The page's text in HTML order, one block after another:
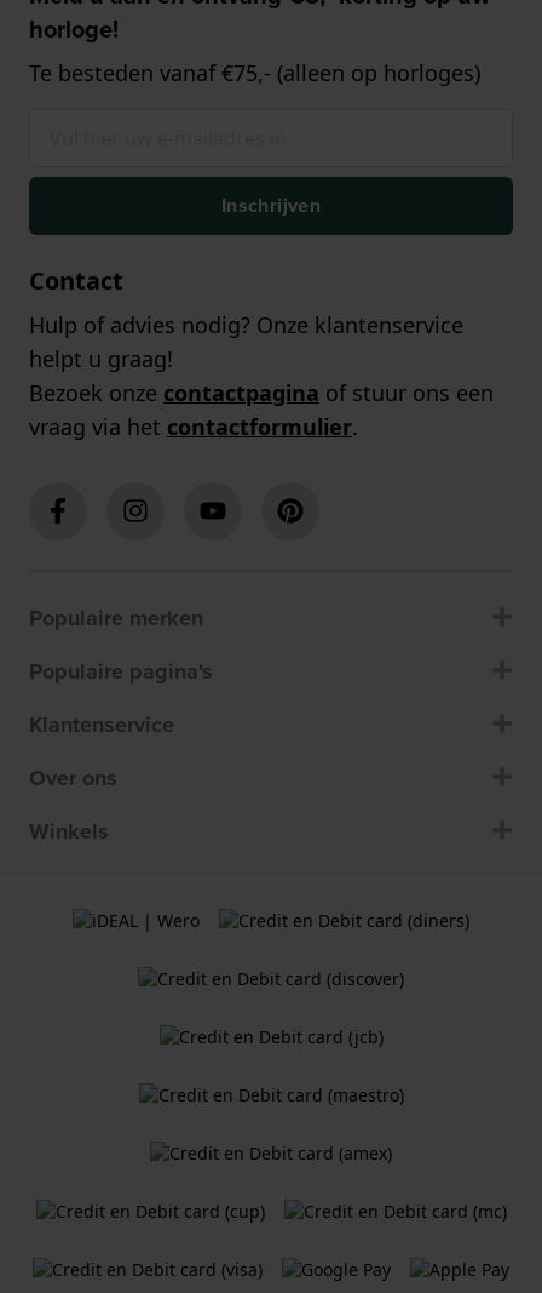
horloge!
Te besteden vanaf €75,- (alleen op horloges)
Inschrijven
Contact
Hulp of advies nodig? Onze klantenservice
helpt u graag!
Bezoek onze contactpagina of stuur ons een
vraag via het contactformulier.
Populaire merken
Populaire pagina's
Klantenservice
Over ons
Winkels